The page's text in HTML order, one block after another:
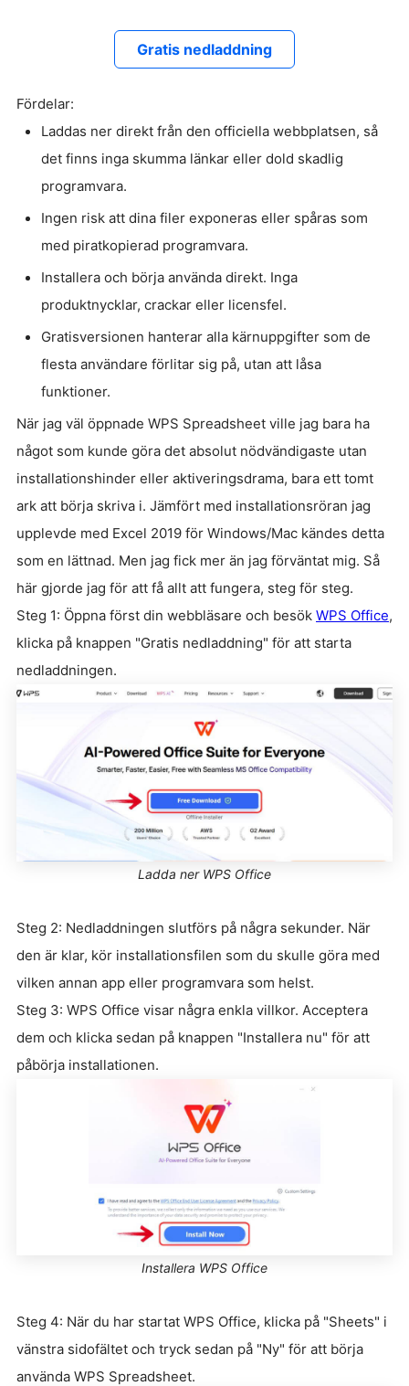
Gratis nedladdning
Fördelar:
Laddas ner direkt från den officiella webbplatsen, så
det finns inga skumma länkar eller dold skadlig
programvara.
Ingen risk att dina filer exponeras eller spåras som
med piratkopierad programvara.
Installera och börja använda direkt. Inga
produktnycklar, crackar eller licensfel.
Gratisversionen hanterar alla kärnuppgifter som de
flesta användare förlitar sig på, utan att låsa
funktioner.
När jag väl öppnade WPS Spreadsheet ville jag bara ha
något som kunde göra det absolut nödvändigaste utan
installationshinder eller aktiveringsdrama, bara ett tomt
ark att börja skriva i. Jämfört med installationsröran jag
upplevde med Excel 2019 för Windows/Mac kändes detta
som en lättnad. Men jag fick mer än jag förväntat mig. Så
här gjorde jag för att få allt att fungera, steg för steg.
Steg 1: Öppna först din webbläsare och besök WPS Office,
klicka på knappen "Gratis nedladdning" för att starta
nedladdningen.
Ladda ner WPS Office
Steg 2: Nedladdningen slutförs på några sekunder. När
den är klar, kör installationsfilen som du skulle göra med
vilken annan app eller programvara som helst.
Steg 3: WPS Office visar några enkla villkor. Acceptera
dem och klicka sedan på knappen "Installera nu" för att
påbörja installationen.
Installera WPS Office
Steg 4: När du har startat WPS Office, klicka på "Sheets" i
vänstra sidofältet och tryck sedan på "Ny" för att börja
använda WPS Spreadsheet.